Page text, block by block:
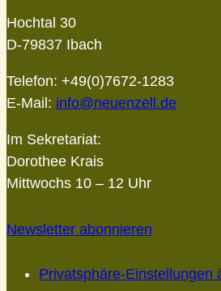
Hochtal 30
D-79837 Ibach
Telefon: +49(0)7672-1283
E-Mail: info@neuenzell.de
Im Sekretariat:
Dorothee Krais
Mittwochs 10 – 12 Uhr
Newsletter abonnieren
Privatsphäre-Einstellungen